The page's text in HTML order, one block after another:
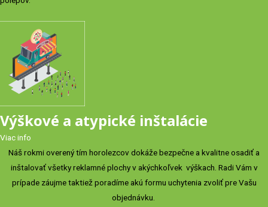
Výškové a atypické inštalácie
Viac info
Náš rokmi overený tím horolezcov dokáže bezpečne a kvalitne osadiť a
inštalovať všetky reklamné plochy v akýchkoľvek výškach. Radi Vám v
prípade záujme taktiež poradíme akú formu uchytenia zvoliť pre Vašu
objednávku.